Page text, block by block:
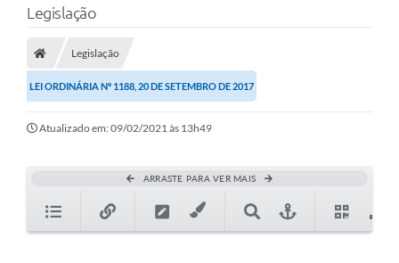
Legislação
Legislação
LEI ORDINÁRIA Nº 1188, 20 DE SETEMBRO DE 2017
Atualizado em: 09/02/2021 às 13h49
ARRASTE PARA VER MAIS